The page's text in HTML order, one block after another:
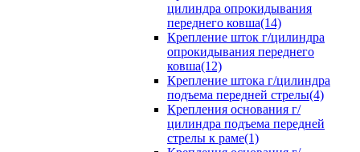
цилиндра опрокидывания
переднего ковша(14)
Крепление шток г/цилиндра
опрокидывания переднего
ковша(12)
Крепление штока г/цилиндра
подъема передней стрелы(4)
Крепления основания г/
цилиндра подъема передней
стрелы к раме(1)